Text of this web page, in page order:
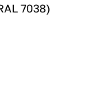
7038)